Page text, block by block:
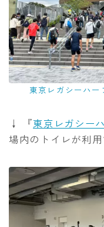
東京レガシーハー
↓ 『東京レガシー
場内のトイレが利用